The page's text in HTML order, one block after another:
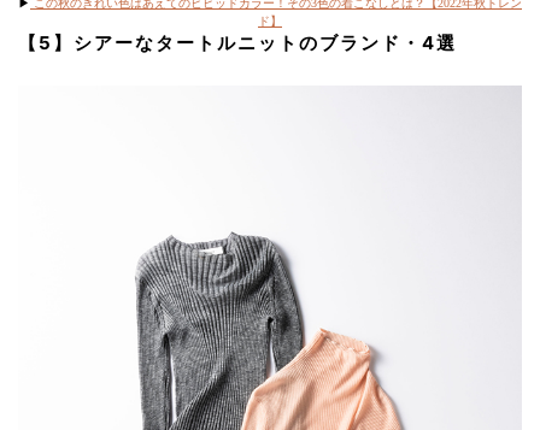
ド】
【5】シアーなタートルニットのブランド・4選